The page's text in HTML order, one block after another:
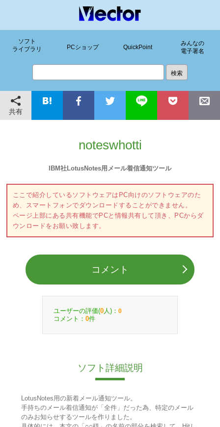
ソフト
ライブラリ
PCショップ QuickPoint
みんなの
電子署名
共有
noteswhotti
IBM社LotusNotes用メール着信通知ツール
ここで紹介しているソフトウェアはPC向けのソフトウェアのた
め、スマートフォンでダウンロードすることができません。
ページ上部にある共有機能でPCと情報共有して頂き、PCからダ
ウンロードをお願い致します。
コメント
ユーザーの評価(0 人)： 0
コメント： 0件
ソフト詳細説明
LotusNotes用の新着メール通知ツール。
手持ちのメール着信通知が「全件」だった為、特定のメール
のみお知らせするツールを作りました。